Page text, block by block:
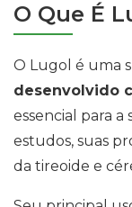
O Que É
O Lugol é uma
desenvolvido
essencial para
estudos, suas
da tireoide e